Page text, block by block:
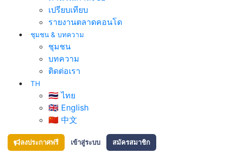
เปรียบเทียบ
รายงานตลาดคอนโด
ชุมชน & บทความ
ชุมชน
บทความ
ติดต่อเรา
TH
🇹🇭 ไทย
🇬🇧 English
🇨🇳 中文
ลงประกาศฟรี เข้าสู่ระบบ สมัครสมาชิก